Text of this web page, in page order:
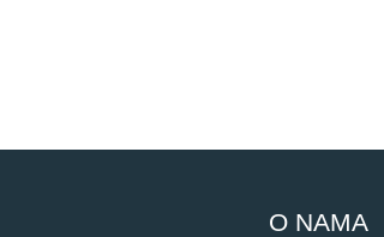
O NAMA